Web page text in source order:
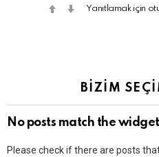
Yanıtlamak için
BİZİM
No posts match the
Please check if there are posts